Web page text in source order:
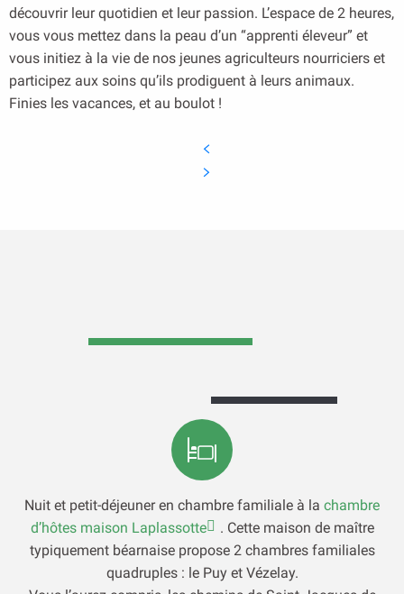
découvrir leur quotidien et leur passion. L’espace de 2 heures,
vous vous mettez dans la peau d’un “apprenti éleveur” et
vous initiez à la vie de nos jeunes agriculteurs nourriciers et
participez aux soins qu’ils prodiguent à leurs animaux.
Finies les vacances, et au boulot !
Nuit et petit-déjeuner en chambre familiale à la chambre
d’hôtes maison Laplassotte
. Cette maison de maître
typiquement béarnaise propose 2 chambres familiales
quadruples : le Puy et Vézelay.